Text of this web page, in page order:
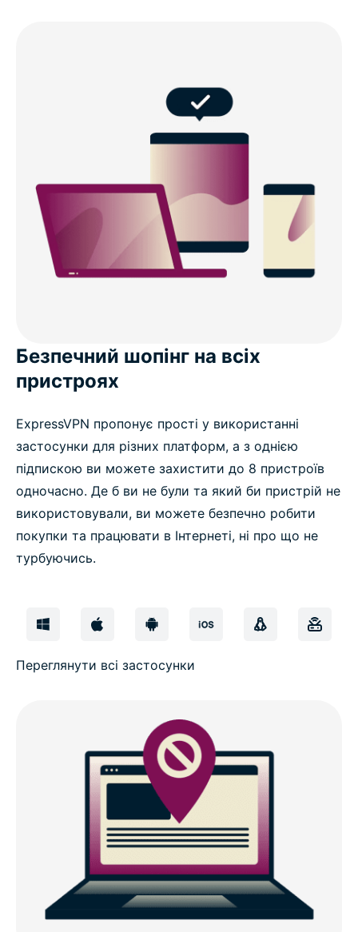
Безпечний шопінг на всіх
пристроях
ExpressVPN пропонує прості у використанні
застосунки для різних платформ, а з однією
підпискою ви можете захистити до 8 пристроїв
одночасно. Де б ви не були та який би пристрій не
використовували, ви можете безпечно робити
покупки та працювати в Інтернеті, ні про що не
турбуючись.
Переглянути всі застосунки